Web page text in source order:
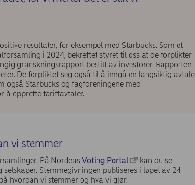
resultater, for eksempel med Starbucks. Som et
i 2024, bekreftet styret til oss at de forplikter
granskningsrapport bestilt av investorer. Rapporten
De forpliktet seg også til å inngå en langsiktig avtale
også Starbucks og fagforeningene med
å opprette tariffavtaler.
vi stemmer
På Nordeas Voting Portal
kan du se
Stemmegivningen publiseres i løpet av 24
hvordan vi stemmer og hva vi gjør.